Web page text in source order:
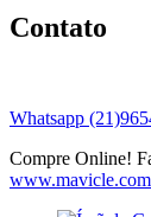
Contato
Whatsapp
Compre Online!